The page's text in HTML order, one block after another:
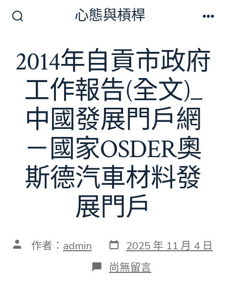
換
開
關
心態與槓桿
2014年自貢市政府
工作報告(全文)_
中國發展門戶網
－國家OSDER奧
斯德汽車材料發
展門戶
文 作者： admin 發
表
日
期
2025 年 11 月 4 日
在
〈2014
尚無留言